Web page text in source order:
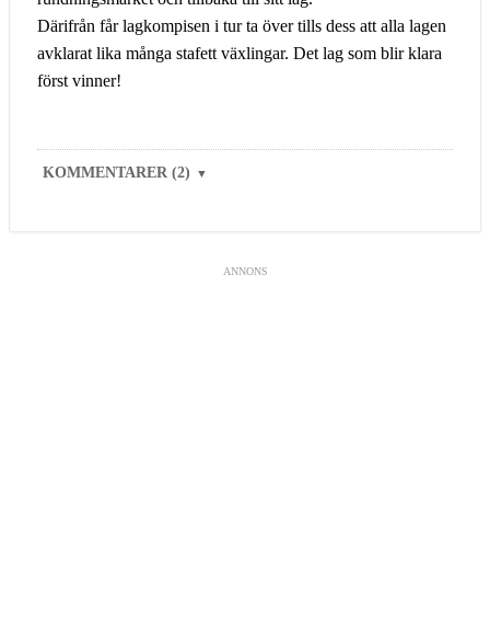
Därifrån får lagkompisen i tur ta över tills dess att alla lagen
avklarat lika många stafett växlingar. Det lag som blir klara
först vinner!
KOMMENTARER (2) ▼
ANNONS